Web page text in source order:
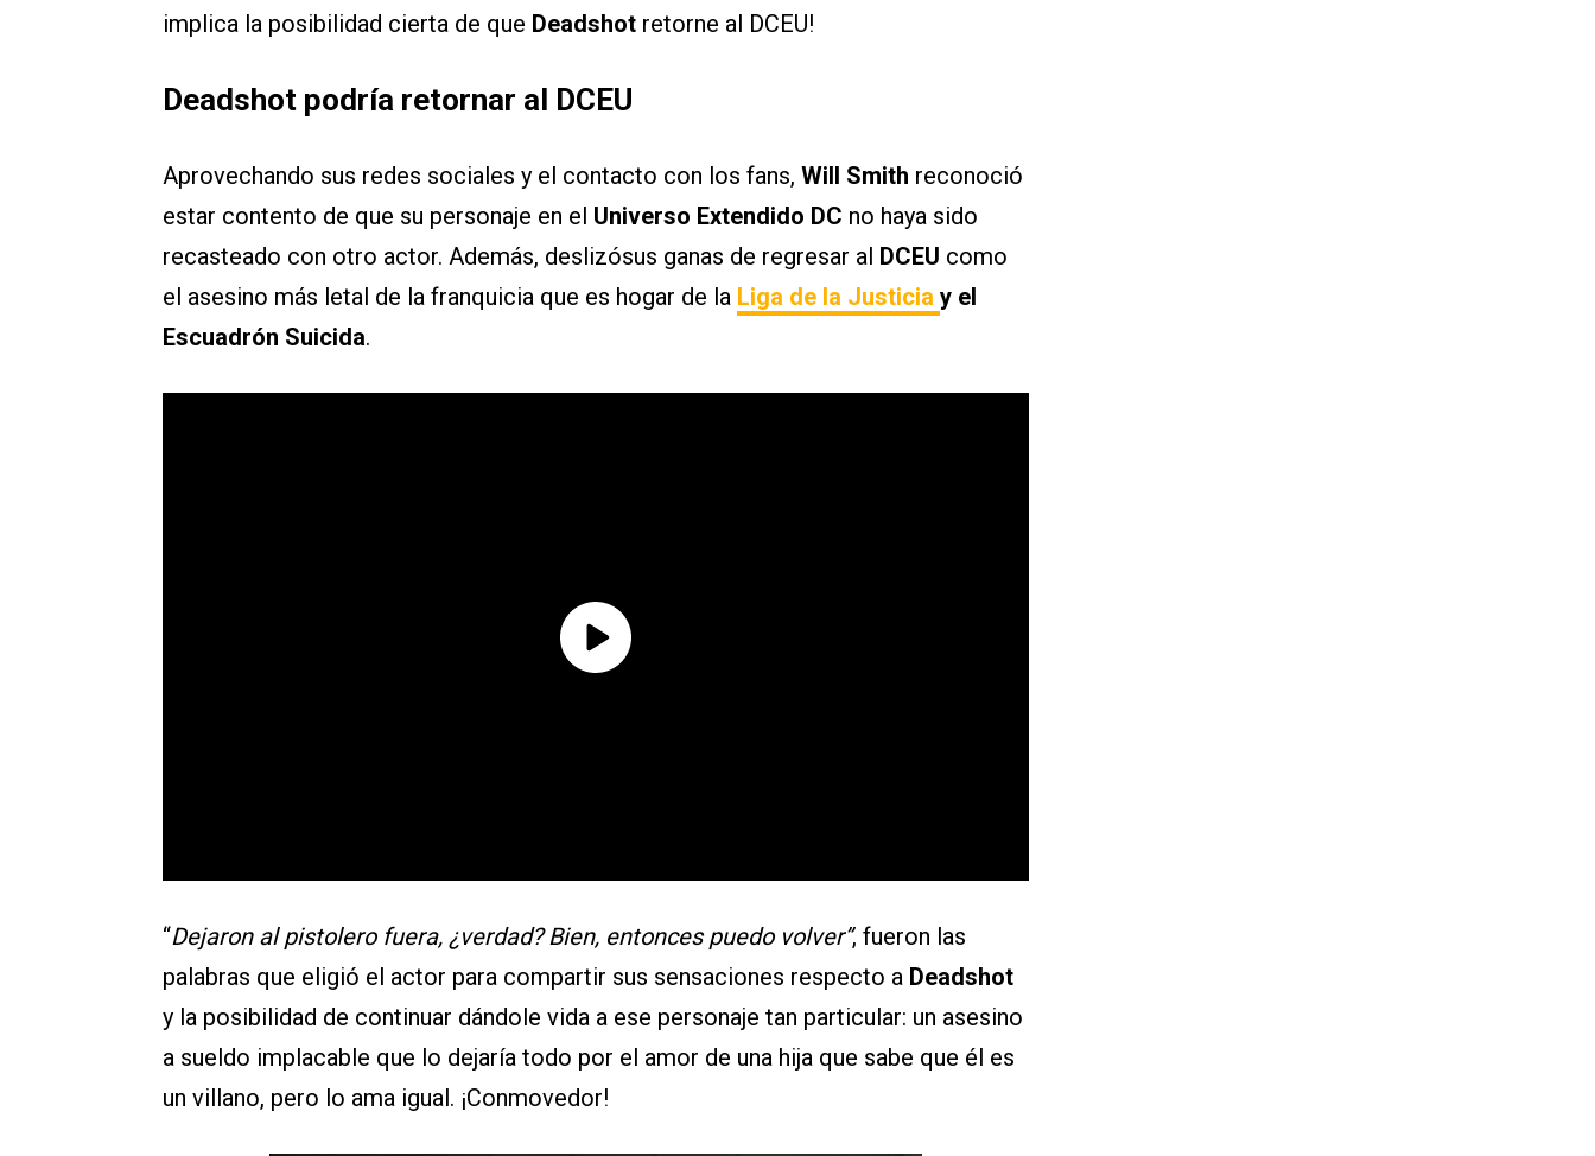
implica la posibilidad cierta de que Deadshot retorne al DCEU!
Deadshot podría retornar al DCEU
Aprovechando sus redes sociales y el contacto con los fans, Will Smith reconoció
estar contento de que su personaje en el Universo Extendido DC no haya sido
recasteado con otro actor. Además, deslizósus ganas de regresar al DCEU como
el asesino más letal de la franquicia que es hogar de la Liga de la Justicia y el
Escuadrón Suicida.
“Dejaron al pistolero fuera, ¿verdad? Bien, entonces puedo volver”, fueron las
palabras que eligió el actor para compartir sus sensaciones respecto a Deadshot
y la posibilidad de continuar dándole vida a ese personaje tan particular: un asesino
a sueldo implacable que lo dejaría todo por el amor de una hija que sabe que él es
un villano, pero lo ama igual. ¡Conmovedor!